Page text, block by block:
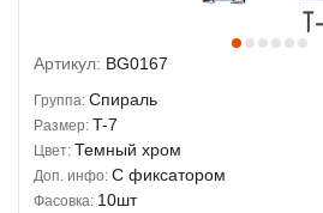
Артикул: BG0167
Группа: Спираль
Размер: T-7
Цвет: Темный хром
Доп. инфо: С фиксатором
Фасовка: 10шт